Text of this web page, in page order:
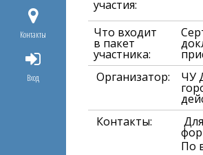
Контакты
Вход
участия:
Что входит
в пакет
участника:
Организатор:
ЧУ
Контакты:
По